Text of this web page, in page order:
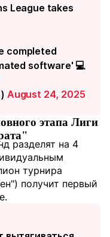
League takes
completed
software' 💻
August 24, 2025
этапа Лиги
разделят на 4
турнира
получит первый